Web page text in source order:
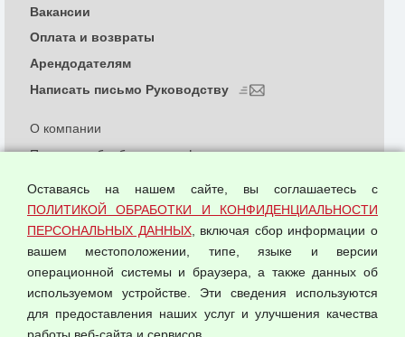
© 2026 ООО "Феникс"
О компании
Политика обработки и конфиденциальности
Согласием на обработку персональных данных
Оферта оптовой купли-продажи
Публичная оферта
Вакансии
Оплата и возвраты
Арендодателям
Написать письмо Руководству
Оставаясь на нашем сайте, вы соглашаетесь с
ПОЛИТИКОЙ ОБРАБОТКИ И КОНФИДЕНЦИАЛЬНОСТИ
ПЕРСОНАЛЬНЫХ ДАННЫХ, включая сбор информации о
вашем местоположении, типе, языке и версии
операционной системы и браузера, а также данных об
используемом устройстве. Эти сведения используются
для предоставления наших услуг и улучшения качества